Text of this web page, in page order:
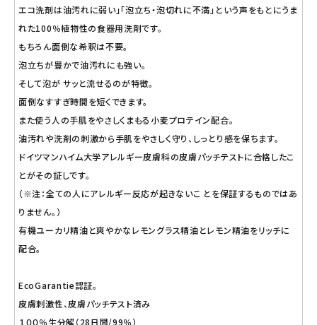
エコ洗剤は油汚れに弱い」「泡立ち・泡切れに不満」という声をもとにうま
れた100％植物性の食器用洗剤です。
もちろん面倒な希釈は不要。
泡立ちが豊かで油汚れにも強い。
そして泡が サッと流せるのが特徴。
面倒なすすぎ時間を短くできます。
また使う人の手肌をやさしくまもる小麦プロテイン配合。
油汚れや洗剤の刺激から手肌をやさしく守り、しっとり感を保ちます。
ドイツマンハイム大学アレルギー皮膚科の皮膚パッチテストに合格したこ
とがその証しです。
（※注：全ての人にアレルギー反応が起きないこ とを保証するものではあ
りません。）
有機ユーカリ精油と爽やかなレモングラス精油とレモン精油をリッチに
配合。
EcoGarantie認証。
皮膚刺激性、皮膚パッチテスト済み
１００％生分解（28日間/99％）